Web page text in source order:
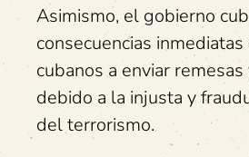
Asimismo, el gobierno
consecuencias
cubanos a enviar
debido a la injusta y
del terrorismo.